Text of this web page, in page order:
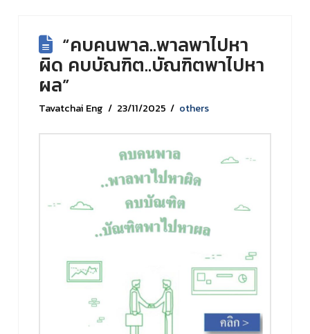
“คบคนพาล..พาลพาไปหา
ผิด คบบัณฑิต..บัณฑิตพาไปหา
ผล”
Tavatchai Eng 23/11/2025 others